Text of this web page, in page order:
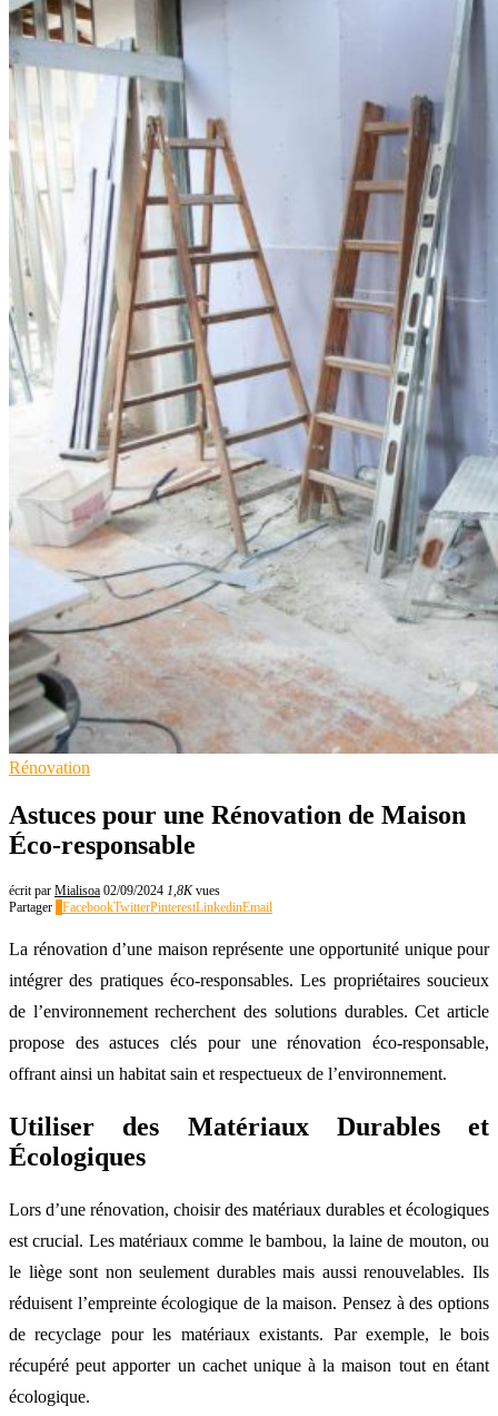
Rénovation
Astuces pour une Rénovation de Maison
Éco-responsable
écrit par Mialisoa 02/09/2024 1,8Kvues
Partager
FacebookTwitterPinterestLinkedinEmail
La rénovation d’une maison représente une opportunité unique pour
intégrer des pratiques éco-responsables. Les propriétaires soucieux
de l’environnement recherchent des solutions durables. Cet article
propose des astuces clés pour une rénovation éco-responsable,
offrant ainsi un habitat sain et respectueux de l’environnement.
Utiliser des Matériaux Durables et
Écologiques
Lors d’une rénovation, choisir des matériaux durables et écologiques
est crucial. Les matériaux comme le bambou, la laine de mouton, ou
le liège sont non seulement durables mais aussi renouvelables. Ils
réduisent l’empreinte écologique de la maison. Pensez à des options
de recyclage pour les matériaux existants. Par exemple, le bois
récupéré peut apporter un cachet unique à la maison tout en étant
écologique.